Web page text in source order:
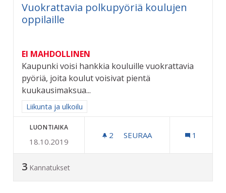
Vuokrattavia polkupyöriä koulujen
oppilaille
EI MAHDOLLINEN
Kaupunki voisi hankkia kouluille vuokrattavia
pyöriä, joita koulut voisivat pientä
kuukausimaksua...
Rajaa tulokset aihepiirin mukaan: Liikunta ja ulkoilu
Liikunta ja ulkoilu
LUONTIAIKA
18.10.2019
2 2 SEURAAJAA
SEURAA 1
3 Kannatukset